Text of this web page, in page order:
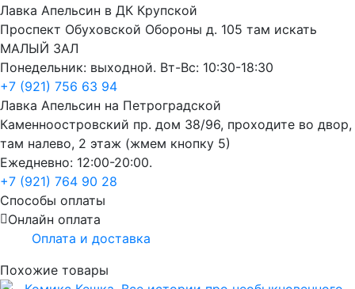
Лавка Апельсин в ДК Крупской
Проспект Обуховской Обороны д. 105 там искать
МАЛЫЙ ЗАЛ
Понедельник: выходной. Вт-Вс: 10:30-18:30
+7 (921) 756 63 94
Лавка Апельсин на Петроградской
Каменноостровский пр. дом 38/96, проходите во двор,
там налево, 2 этаж (жмем кнопку 5)
Ежедневно: 12:00-20:00.
+7 (921) 764 90 28
Способы оплаты
Онлайн оплата
Оплата и доставка
Похожие товары